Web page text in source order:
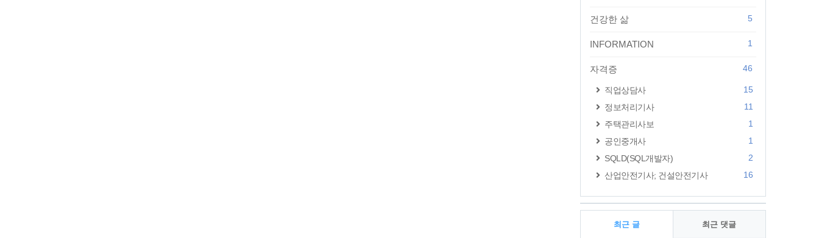
건강한 삶 5
INFORMATION 1
자격증 46
직업상담사
15
정보처리기사
11
주택관리사보
1
공인중개사
1
SQLD(SQL개발자)
2
산업안전기사; 건설안전기사
16
최근 글 최근 댓글